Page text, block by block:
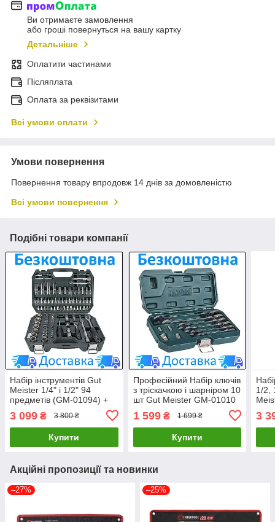
Ви отримаєте замовлення
або гроші повернуться на вашу картку
Детальніше
Оплатити частинами
Післяплата
Оплата за реквізитами
Всі умови оплати
Умови повернення
Повернення товару впродовж 14 днів за домовленістю
Всі умови повернення
Подібні товари компанії
Набір інструментів Gut
Meister 1/4" і 1/2" 94
предметів (GM-01094) +
ДОСТАВКА LuxPrice
3 099 ₴ 3 800 ₴
Купити
Професійний Набір ключів
з тріскачкою і шарніром 10
шт Gut Meister GM-01010
ДОСТАВКА LuxPrice
1 599₴ 1 699 ₴
Купити
1/2,
3
Акційні пропозиції та новинки
–27% –25%